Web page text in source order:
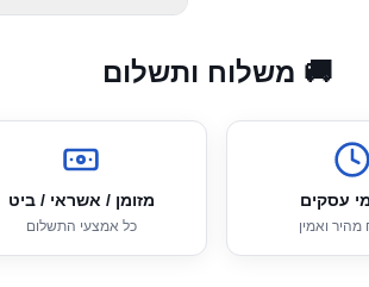
🚚 משלוח ותשלום
ואמין
מזומן / אשראי / ביט
כל אמצעי התשלום